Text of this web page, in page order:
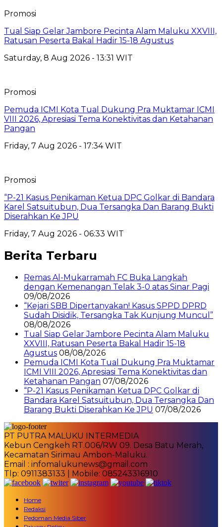
Promosi
Tual Siap Gelar Jambore Pecinta Alam Maluku XXVIII,
Ratusan Peserta Bakal Hadir 15-18 Agustus
Saturday, 8 Aug 2026 - 13:31 WIT
Promosi
Pemuda ICMI Kota Tual Dukung Pra Muktamar ICMI
VIII 2026, Apresiasi Tema Konektivitas dan Ketahanan
Pangan
Friday, 7 Aug 2026 - 17:34 WIT
Promosi
“P-21 Kasus Penikaman Ketua DPC Golkar di Bandara
Karel Satsuitubun, Dua Tersangka Dan Barang Bukti
Diserahkan Ke JPU
Friday, 7 Aug 2026 - 06:33 WIT
Berita Terbaru
Remas Al-Mukarramah FC Buka Langkah
dengan Kemenangan Telak 3-0 atas Sinar Pagi
09/08/2026
“Kejari SBB Dipertanyakan! Kasus SPPD DPRD
Sudah Disidik, Tersangka Tak Kunjung Muncul”
08/08/2026
Tual Siap Gelar Jambore Pecinta Alam Maluku
XXVIII, Ratusan Peserta Bakal Hadir 15-18
Agustus 08/08/2026
Pemuda ICMI Kota Tual Dukung Pra Muktamar
ICMI VIII 2026, Apresiasi Tema Konektivitas dan
Ketahanan Pangan 07/08/2026
“P-21 Kasus Penikaman Ketua DPC Golkar di
Bandara Karel Satsuitubun, Dua Tersangka Dan
Barang Bukti Diserahkan Ke JPU 07/08/2026
PT PUTRA MALUKU INTERMEDIA
Kebun Cengkeh RT.006/RW 09. Desa Batu Merah,
Kecamatan Sirimau Ambon-Maluku.
Email : infomalukunews@gmail.com
Tlp: 0911383133 | Mobile: 085243316910
Home
Redaksi
Pedoman Media Siber